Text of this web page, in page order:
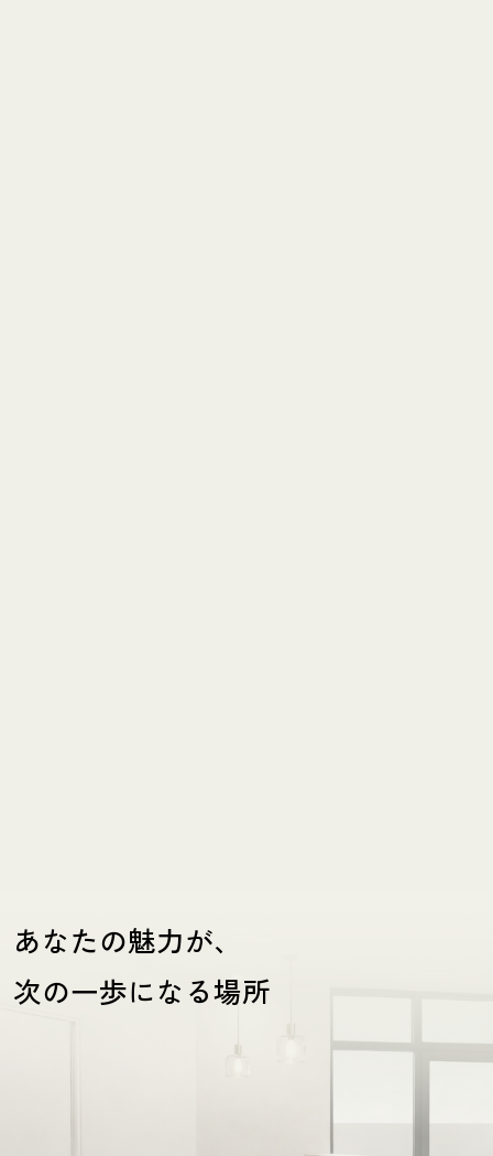
あなたの魅力が、
次の一歩になる場所